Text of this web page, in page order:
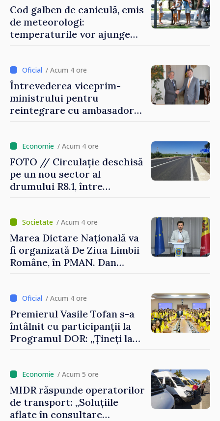
Cod galben de caniculă, emis
de meteorologi:
temperaturile vor ajunge
/ Acum 4 ore
Întrevederea viceprim-
ministrului pentru
reintegrare cu ambasadorul
/ Acum 4 ore
FOTO // Circulație deschisă
pe un nou sector al
drumului R8.1, între
înseamnă deplasări sigure
ale agenților economici și
cetățenilor”
/ Acum 4 ore
Marea Dictare Națională va
fi organizată De Ziua Limbii
Române, în PMAN. Dan
an”
/ Acum 4 ore
Premierul Vasile Tofan s-a
întâlnit cu participanții la
Programul DOR: „Țineți la
doar astfel puteți reuși”
/ Acum 5 ore
MIDR răspunde operatorilor
de transport: „Soluțiile
aflate în consultare